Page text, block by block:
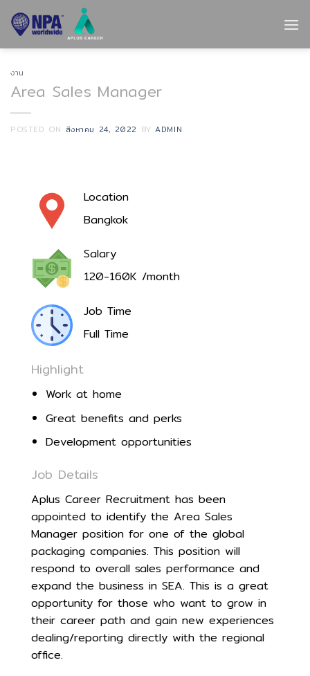
Skip
งาน
Area Sales Manager
POSTED ON สิงหาคม 24, 2022 BYADMIN
Location
Bangkok
Salary
120-160K /month
Job Time
Full Time
Highlight
Work at home
Great benefits and perks
Development opportunities
Job Details
Aplus Career Recruitment has been
appointed to identify the Area Sales
Manager position for one of the global
packaging companies. This position will
respond to overall sales performance and
expand the business in SEA. This is a great
opportunity for those who want to grow in
their career path and gain new experiences
dealing/reporting directly with the regional
office.